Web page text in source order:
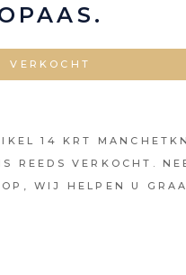
VERKOCHT
14 KRT
REEDS VERKOCHT.
WIJ HELPEN U